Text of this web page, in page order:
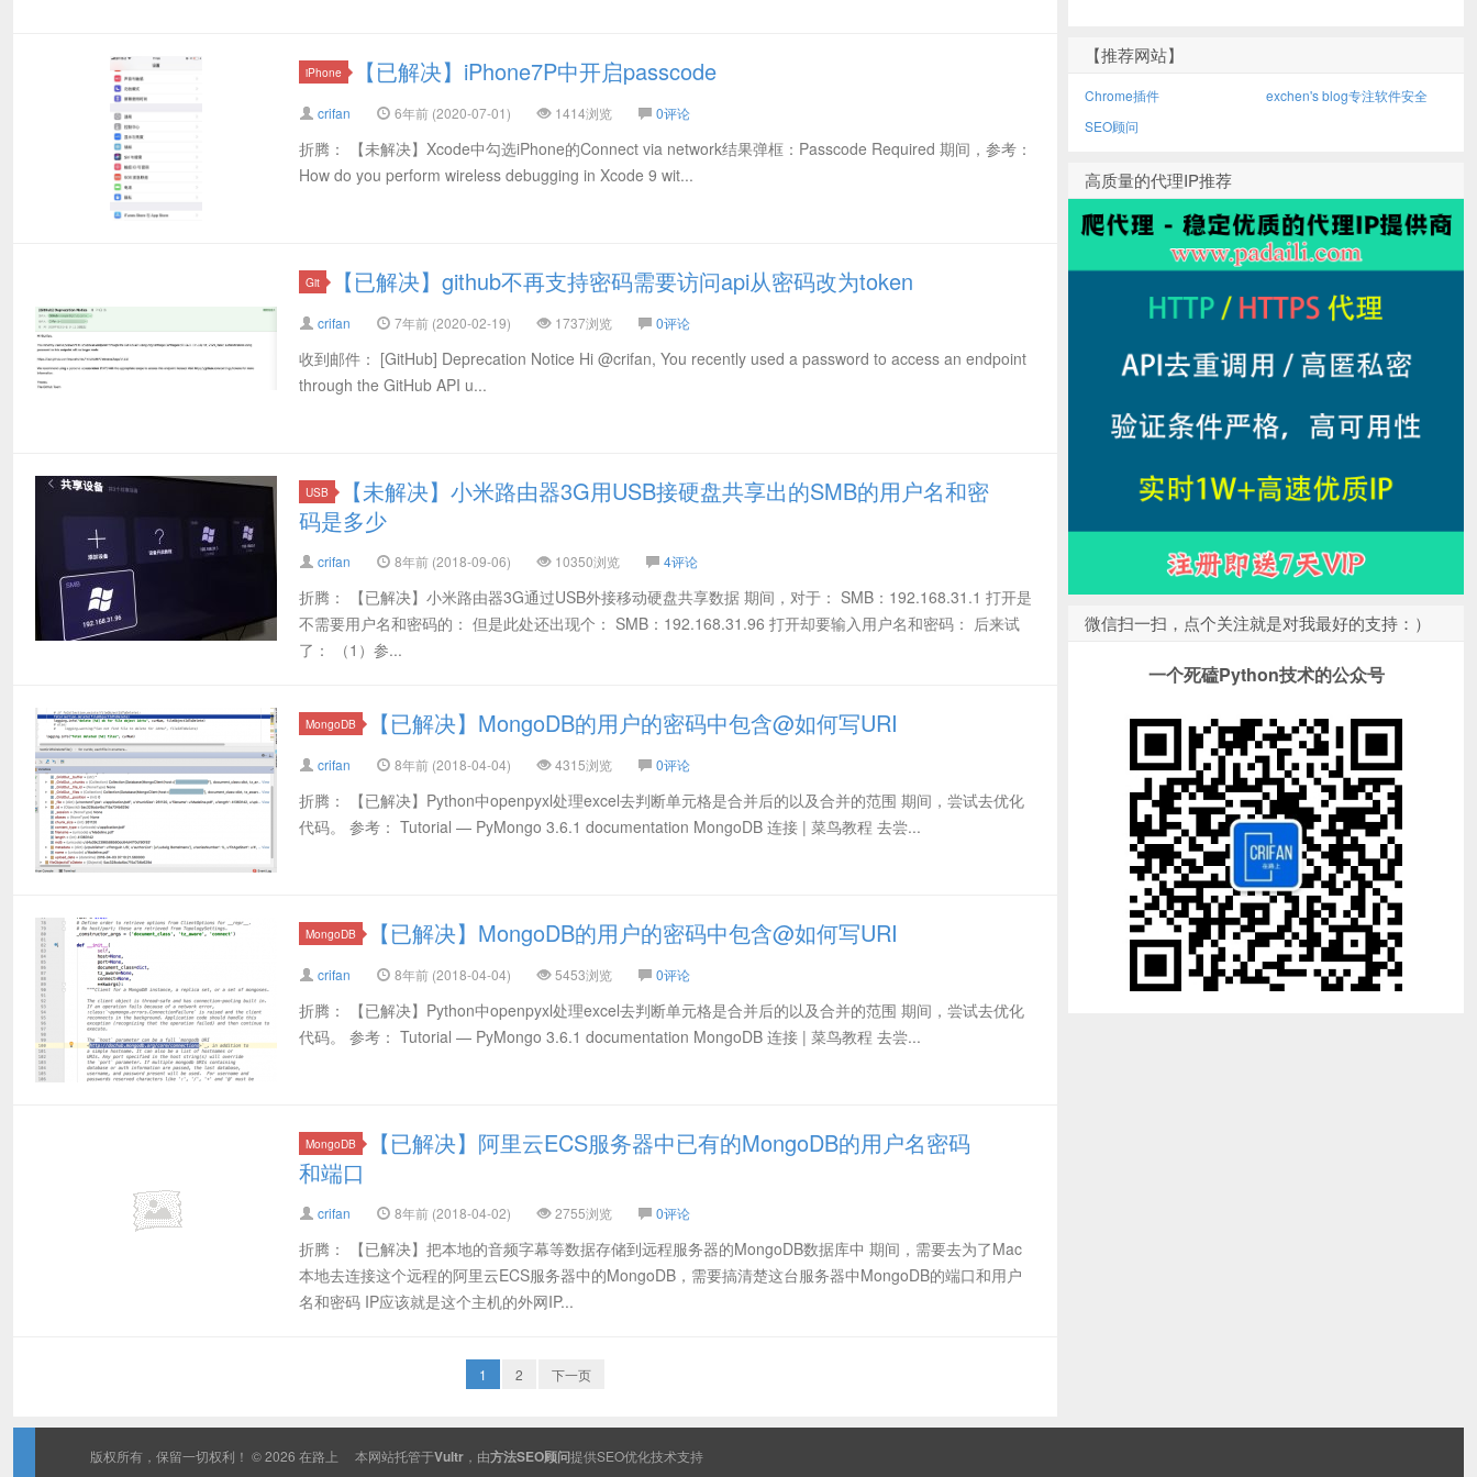
iPhone 【已解决】iPhone7P中开启passcode
crifan 6年前 (2020-07-01) 1414浏览 0评论
折腾： 【未解决】Xcode中勾选iPhone的Connect via network结果弹框：Passcode Required 期间，参考：
How do you perform wireless debugging in Xcode 9 wit...
Git 【已解决】github不再支持密码需要访问api从密码改为token
crifan 7年前 (2020-02-19) 1737浏览 0评论
收到邮件： [GitHub] Deprecation Notice Hi @crifan, You recently used a password to access an endpoint
through the GitHub API u...
USB
【未解决】小米路由器3G用USB接硬盘共享出的SMB的用户名和密
码是多少
crifan 8年前 (2018-09-06) 10350浏览 4评论
折腾： 【已解决】小米路由器3G通过USB外接移动硬盘共享数据 期间，对于： SMB：192.168.31.1 打开是
不需要用户名和密码的： 但是此处还出现个： SMB：192.168.31.96 打开却要输入用户名和密码： 后来试
了： （1）参...
MongoDB 【已解决】MongoDB的用户的密码中包含@如何写URI
crifan 8年前 (2018-04-04) 4315浏览 0评论
折腾： 【已解决】Python中openpyxl处理excel去判断单元格是合并后的以及合并的范围 期间，尝试去优化
代码。 参考： Tutorial — PyMongo 3.6.1 documentation MongoDB 连接 | 菜鸟教程 去尝...
MongoDB 【已解决】MongoDB的用户的密码中包含@如何写URI
crifan 8年前 (2018-04-04) 5453浏览 0评论
折腾： 【已解决】Python中openpyxl处理excel去判断单元格是合并后的以及合并的范围 期间，尝试去优化
代码。 参考： Tutorial — PyMongo 3.6.1 documentation MongoDB 连接 | 菜鸟教程 去尝...
MongoDB
【已解决】阿里云ECS服务器中已有的MongoDB的用户名密码
和端口
crifan 8年前 (2018-04-02) 2755浏览 0评论
折腾： 【已解决】把本地的音频字幕等数据存储到远程服务器的MongoDB数据库中 期间，需要去为了Mac
本地去连接这个远程的阿里云ECS服务器中的MongoDB，需要搞清楚这台服务器中MongoDB的端口和用户
名和密码 IP应该就是这个主机的外网IP...
1 2 下一页
【推荐网站】
Chrome插件
exchen's blog专注软件安全
SEO顾问
高质量的代理IP推荐
微信扫一扫，点个关注就是对我最好的支持：）
一个死磕Python技术的公众号
版权所有，保留一切权利！ © 2026 在路上 本网站托管于Vultr ，由方法SEO顾问提供SEO优化技术支持